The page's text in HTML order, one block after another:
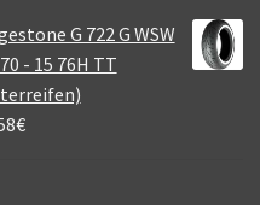
G 722 G WSW
- 15 76H TT
€